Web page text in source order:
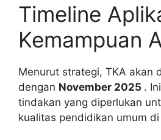
Timeline
Kemampuan
Menurut strategi, TKA akan
dengan November 2025 .
tindakan yang diperlukan
kualitas pendidikan umum